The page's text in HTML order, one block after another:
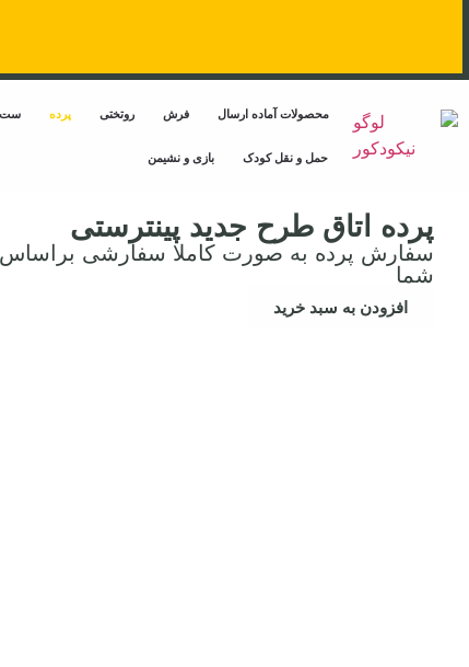
محصولات آماده ارسال فرش روتختی پرده ست
حمل‌ و نقل کودک بازی و نشیمن
پرده اتاق طرح جدید پینترستی
سفارش پرده به صورت کاملا سفارشی براساس
شما
افزودن به سبد خرید